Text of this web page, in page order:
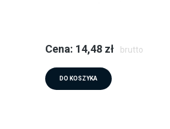
Cena: 14,48 zł brutto
DO KOSZYKA